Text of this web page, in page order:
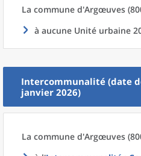
La commune d'Argœuves
à aucune Unité urbaine
Intercommunalité (date
janvier 2026)
La commune d'Argœuves